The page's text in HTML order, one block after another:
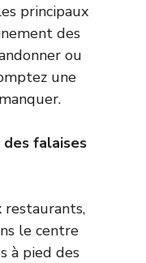
principaux
des
ou
une
falaises
restaurants,
le centre
à pied des